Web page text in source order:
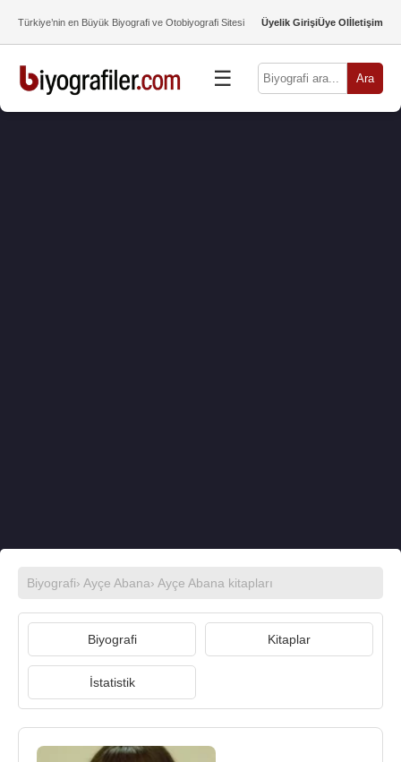
Türkiye’nin en Büyük Biyografi ve Otobiyografi Sitesi Üyelik GirişiÜye Olİletişim
☰ Ara
Biyografi› Ayçe Abana› Ayçe Abana kitapları
Biyografi Kitaplar
İstatistik